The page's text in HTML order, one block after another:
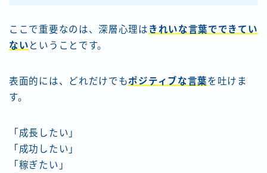
ここで重要なのは、深層心理は きれいな言葉でできてい
ない ということです。
表面的には、どれだけでもポジティブな言葉を吐けま
す。
「成長したい」
「成功したい」
「稼ぎたい」